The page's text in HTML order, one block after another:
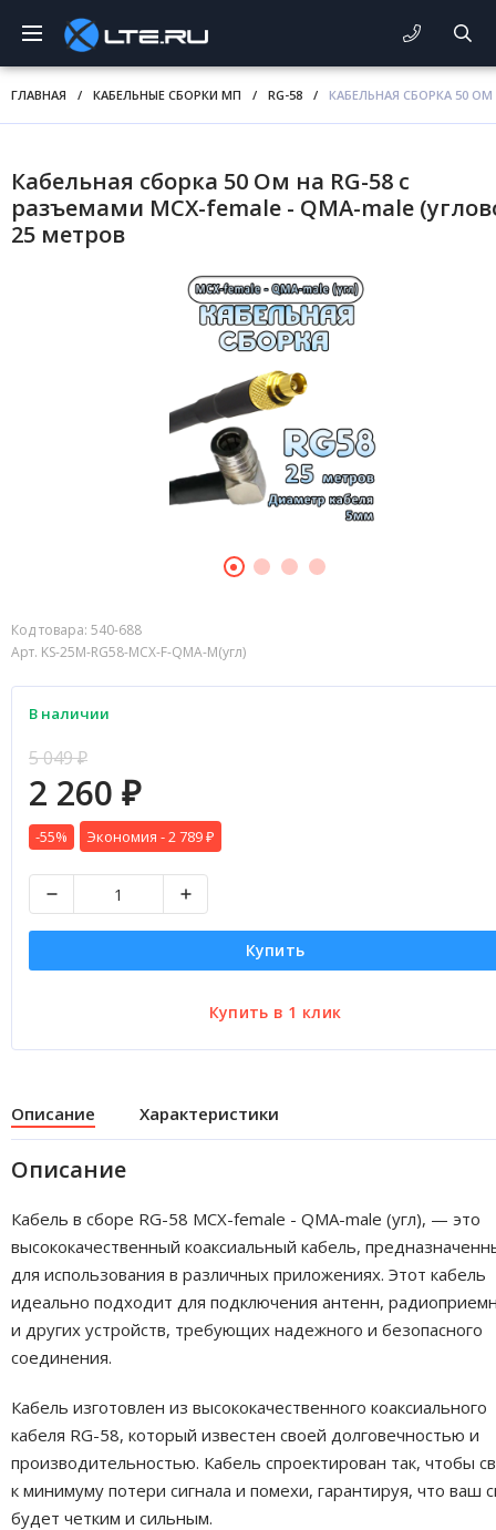
ГЛАВНАЯ / КАБЕЛЬНЫЕ СБОРКИ МП / RG-58 / КАБЕЛЬНАЯ СБОРКА 50 ОМ
Кабельная сборка 50 Ом на RG-58 с
разъемами MCX-female - QMA-male
25 метров
Код товара: 540-688
Арт. KS-25M-RG58-MCX-F-QMA-M(угл)
В наличии
5 049₽
2 260 ₽
-55% Экономия -2 789 ₽
Купить
Описание Характеристики
Описание
Кабель в сборе RG-58 MCX-female - QMA-male (угл), — это
высококачественный коаксиальный кабель,
для использования в различных приложениях. Этот кабель
идеально подходит для подключения антенн,
и других устройств, требующих надежного и безопасного
соединения.
Кабель изготовлен из высококачественного коаксиального
кабеля RG-58, который известен своей долговечностью и
производительностью. Кабель спроектирован так, чтобы
к минимуму потери сигнала и помехи, гарантируя, что ваш
будет четким и сильным.